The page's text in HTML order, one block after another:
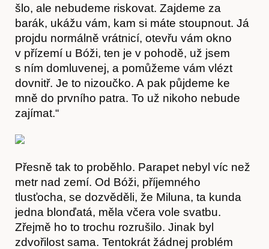
Časopis
šlo, ale nebudeme riskovat. Zajdeme za
barák, ukážu vám, kam si máte stoupnout. Já
projdu normálně vrátnicí, otevřu vám okno
v přízemí u Bóži, ten je v pohodě, už jsem
s ním domluvenej, a pomůžeme vám vlézt
dovnitř. Je to nizoučko. A pak půjdeme ke
mně do prvního patra. To už nikoho nebude
zajímat.“
Přesně tak to proběhlo. Parapet nebyl víc než
metr nad zemí. Od Bóži, příjemného
tlusťocha, se dozvěděli, že Miluna, ta kunda
jedna blonďatá, měla včera vole svatbu.
Zřejmě ho to trochu rozrušilo. Jinak byl
zdvořilost sama. Tentokrát žádnej problém